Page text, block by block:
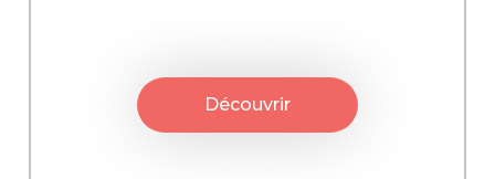
Découvrir